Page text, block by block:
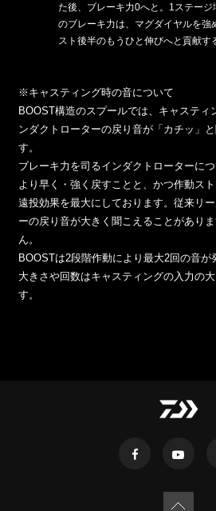
た後、ブレーキ力0へと。1ステージ
のブレーキ力は、マグダイヤルを強
スト後半のもうひと伸びへと貢献す
※キャスティング時の音について
BOOST構造のスプールでは、キャスティ
ンダクトローターの戻り音が「カチッ」
す。
ブレーキ力を司るインダクトローターに
より早く・強く戻すことと、かつ作動ス
遠投効果を最大にしております。従来リ
ーの戻り音が大きく聞こえることがあり
ん。
BOOSTは2段階作動により最大2回の音
大きさや回数はキャスティングの入力の
す。